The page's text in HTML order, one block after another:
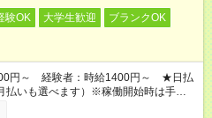
験OK 大学生歓迎
ブランクOK
円～ 経験者：時給1400円～ ★日払
払いも選べます）※稼働開始時は手続き
ります。